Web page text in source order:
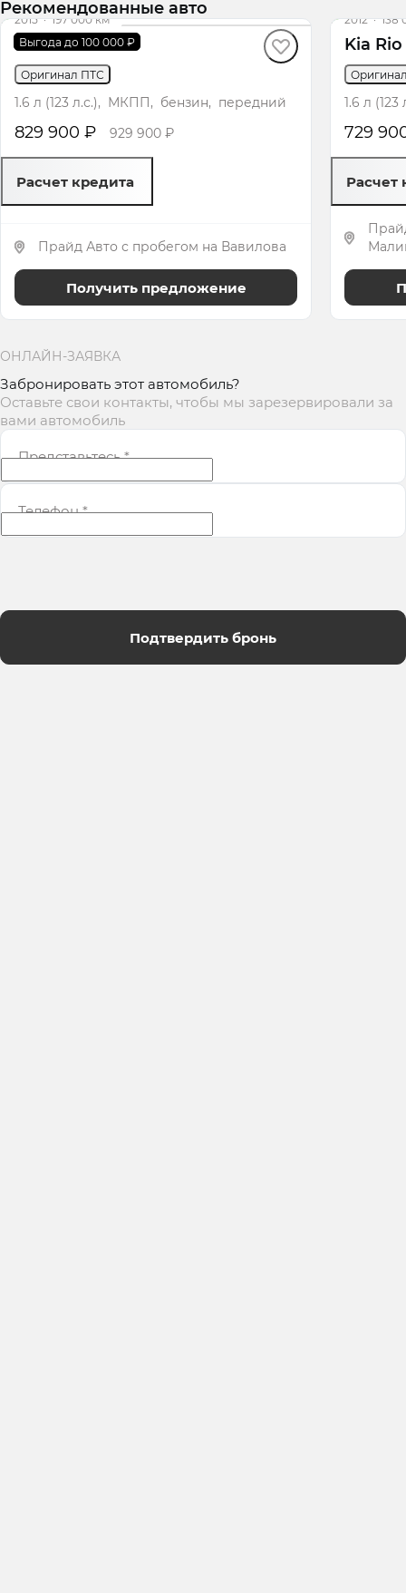
Рекомендованные авто
Выгода до 100 000 ₽
2015·197 000 км
Kia Rio
Оригинал ПТС
1.6 л (123 л.с.), МКПП, бензин, передний
829 900 ₽ 929 900 ₽
Расчет кредита
Прайд Авто с пробегом на Вавилова
Получить предложение
2012·138
Kia Rio
1.6 л
729
Расчет
ОНЛАЙН-ЗАЯВКА
Забронировать этот автомобиль?
Оставьте свои контакты, чтобы мы зарезервировали за
вами автомобиль
Представьтесь*
Телефон*
Подтвердить бронь